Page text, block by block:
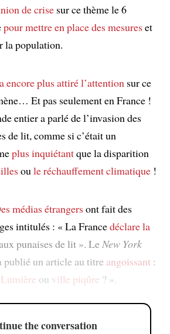
de crisesur ce thème le 6
pour mettre en place des mesureset
la population.
encore plus attiré l’attention sur ce
Et pas seulement en France !
entier a parlé de l’invasion des
de lit, comme si c’était un
plus inquiétantque la disparition
ou le réchauffement climatique!
médias étrangersont fait des
intitulés : « La Francedéclare la
punaises de lit ». Le New York
publié un article au titre angoissant :
ou ville piqûre ? ».
the conversation